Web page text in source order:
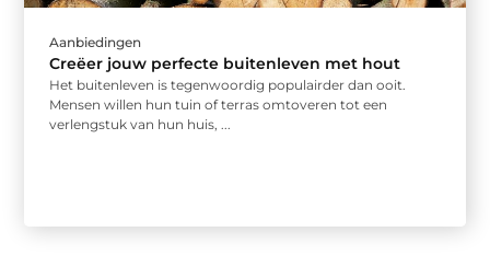
Aanbiedingen
Creëer jouw perfecte buitenleven met hout
Het buitenleven is tegenwoordig populairder dan ooit.
Mensen willen hun tuin of terras omtoveren tot een
verlengstuk van hun huis, ...